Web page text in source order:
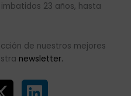
23 años, hasta
de nuestros mejores
newsletter.